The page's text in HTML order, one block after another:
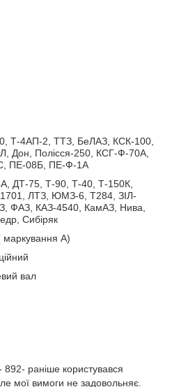
Т-4АП-2, ТТЗ, БеЛАЗ, КСК-100,
Дон, Полісся-250, КСГ-Ф-70А,
ПЕ-08Б, ПЕ-Ф-1А
ДТ-75, Т-90, Т-40, Т-150К,
ЛТЗ, ЮМЗ-6, Т284, ЗІЛ-
ФАЗ, КАЗ-4540, КамАЗ, Нива,
Сибіряк
маркування А)
вал
раніше користувався
мої вимоги не задовольняє.